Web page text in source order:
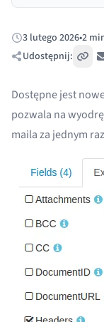
Opublikowano:
3 lutego 2026•2
Udostępnij:
Dostępne jest
pozwala na
maila za jednym